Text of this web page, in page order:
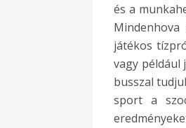
és a
játékos
vagy például
busszal
sport a